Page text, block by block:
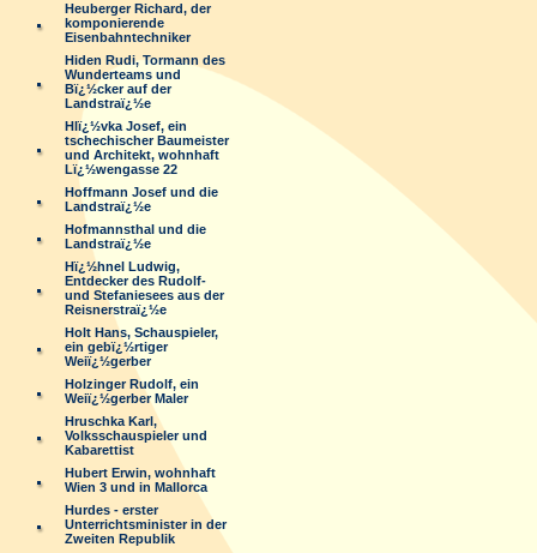
Heuberger Richard, der
komponierende
Eisenbahntechniker
Hiden Rudi, Tormann des
Wunderteams und
Bï¿½cker auf der
Landstraï¿½e
Hlï¿½vka Josef, ein
tschechischer Baumeister
und Architekt, wohnhaft
Lï¿½wengasse 22
Hoffmann Josef und die
Landstraï¿½e
Hofmannsthal und die
Landstraï¿½e
Hï¿½hnel Ludwig,
Entdecker des Rudolf-
und Stefaniesees aus der
Reisnerstraï¿½e
Holt Hans, Schauspieler,
ein gebï¿½rtiger
Weiï¿½gerber
Holzinger Rudolf, ein
Weiï¿½gerber Maler
Hruschka Karl,
Volksschauspieler und
Kabarettist
Hubert Erwin, wohnhaft
Wien 3 und in Mallorca
Hurdes - erster
Unterrichtsminister in der
Zweiten Republik